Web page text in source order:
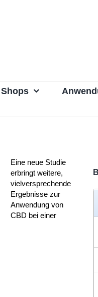
Eine neue Studie
erbringt weitere,
vielversprechende
Ergebnisse zur
Anwendung von
CBD bei einer